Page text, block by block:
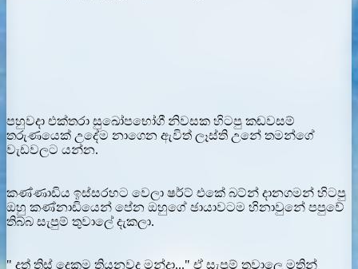
පහුවදා එක්තරා සුඛෝපභෝගී නිවසක හිටපු කඬවසම්
තරුණයෙක් උදේම නාගෙන ඇවිත් ලෑස්ති උනේ තමන්ගේ
වැඩවලට යන්න.
කණ්ණාඩිය ඉස්සරහට වෙලා ෂර්ට් එකේ බට්න් දානගමන් හිටපු
ඔහු කණ්නාඩියෙන් පේන ඔහුගේ ඡායාවටම හිනාවුනේ පපුවේ
තිබ්බ සැපුම් තුවාලේ දැකලා.
" දත් තිස් දෙකම තියනවද මන්දා..." ඒ සැපුම් තුවාලෙ මතින්